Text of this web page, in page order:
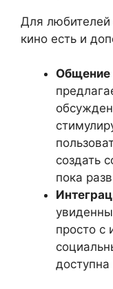
Для любителей
кино есть и
Общение
создать
пока
просто с